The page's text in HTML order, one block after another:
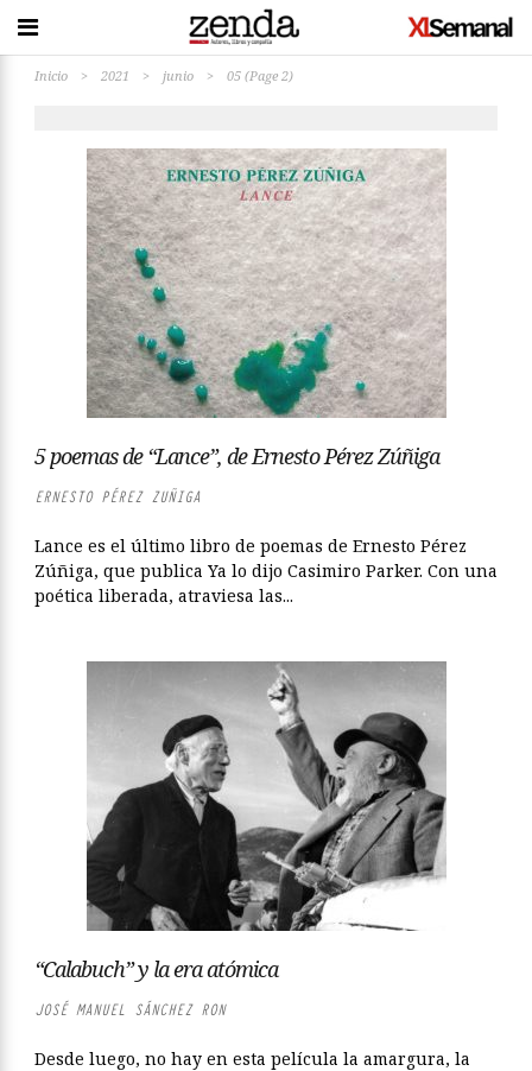
Inicio > 2021 > junio > 05 (Page 2)
5 poemas de “Lance”, de Ernesto Pérez Zúñiga
ERNESTO PÉREZ ZUÑIGA
Lance es el último libro de poemas de Ernesto Pérez
Zúñiga, que publica Ya lo dijo Casimiro Parker. Con una
poética liberada, atraviesa las...
“Calabuch” y la era atómica
JOSÉ MANUEL SÁNCHEZ RON
Desde luego, no hay en esta película la amargura, la